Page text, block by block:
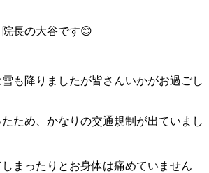
長の大谷です😊
も降りましたが皆さんいかがお過ごし
ため、かなりの交通規制が出ていまし
まったりとお身体は痛めていません